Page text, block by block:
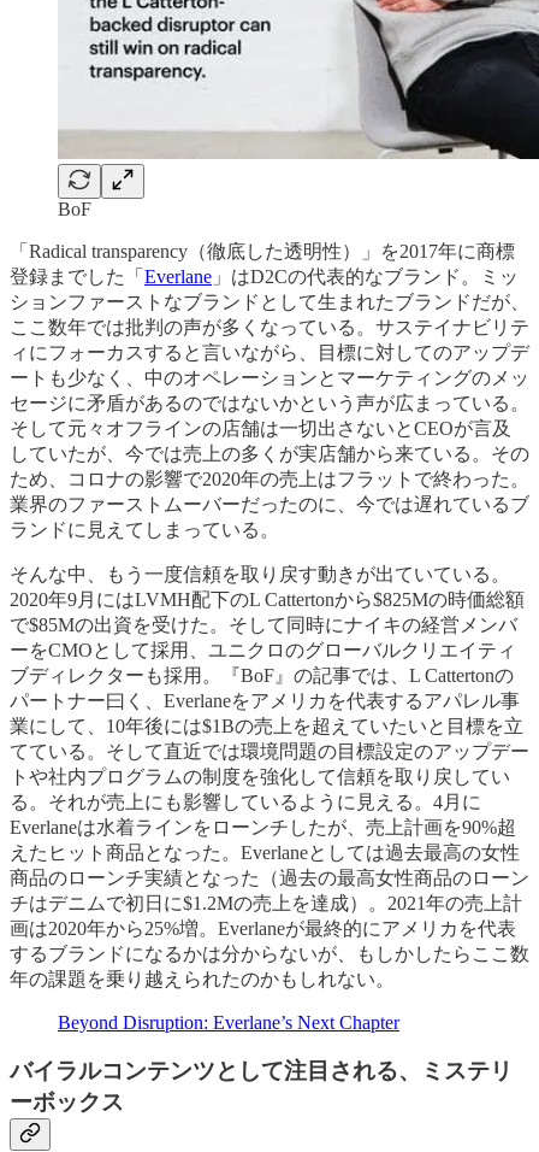
BoF
「Radical transparency（徹底した透明性）」を2017年に商標
登録までした「 Everlane 」はD2Cの代表的なブランド。ミッ
ションファーストなブランドとして生まれたブランドだが、
ここ数年では批判の声が多くなっている。サステイナビリテ
ィにフォーカスすると言いながら、目標に対してのアップデ
ートも少なく、中のオペレーションとマーケティングのメッ
セージに矛盾があるのではないかという声が広まっている。
そして元々オフラインの店舗は一切出さないとCEOが言及
していたが、今では売上の多くが実店舗から来ている。その
ため、コロナの影響で2020年の売上はフラットで終わった。
業界のファーストムーバーだったのに、今では遅れているブ
ランドに見えてしまっている。
そんな中、もう一度信頼を取り戻す動きが出ていている。
2020年9月にはLVMH配下のL Cattertonから$825Mの時価総額
で$85Mの出資を受けた。そして同時にナイキの経営メンバ
ーをCMOとして採用、ユニクロのグローバルクリエイティ
ブディレクターも採用。『BoF』の記事では、L Cattertonの
パートナー曰く、Everlaneをアメリカを代表するアパレル事
業にして、10年後には$1Bの売上を超えていたいと目標を立
てている。そして直近では環境問題の目標設定のアップデー
トや社内プログラムの制度を強化して信頼を取り戻してい
る。それが売上にも影響しているように見える。4月に
Everlaneは水着ラインをローンチしたが、売上計画を90%超
えたヒット商品となった。Everlaneとしては過去最高の女性
商品のローンチ実績となった（過去の最高女性商品のローン
チはデニムで初日に$1.2Mの売上を達成）。2021年の売上計
画は2020年から25%増。Everlaneが最終的にアメリカを代表
するブランドになるかは分からないが、もしかしたらここ数
年の課題を乗り越えられたのかもしれない。
Beyond Disruption: Everlane’s Next Chapter
バイラルコンテンツとして注目される、ミステリ
ーボックス